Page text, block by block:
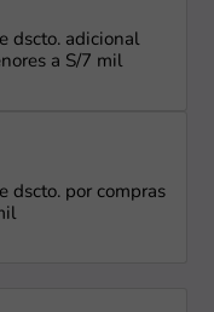
dscto. adicional
a S/7 mil
dscto. por compras